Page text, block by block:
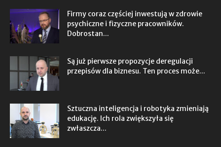
Firmy coraz częściej inwestują w zdrowie
psychiczne i fizyczne pracowników.
Dobrostan...
Są już pierwsze propozycje deregulacji
przepisów dla biznesu. Ten proces może...
Sztuczna inteligencja i robotyka zmieniają
edukację. Ich rola zwiększyła się
zwłaszcza...